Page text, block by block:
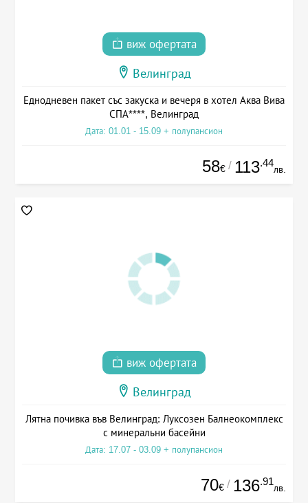
виж офертата
Велинград
Еднодневен пакет със закуска и вечеря в хотел Аква Вива
СПА****, Велинград
Дата: 01.01 - 15.09 + полупансион
58€ / 113.44
лв.
виж офертата
Велинград
Лятна почивка във Велинград: Луксозен Балнеокомплекс
с минеральни басейни
Дата: 17.07 - 03.09 + полупансион
70€ / 136.91
лв.